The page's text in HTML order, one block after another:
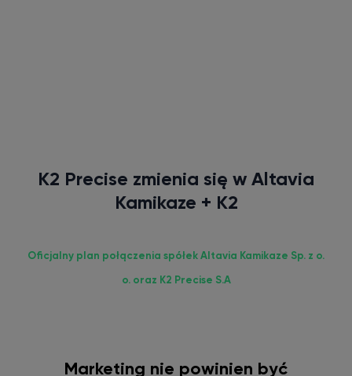
K2 Precise zmienia się w Altavia
Kamikaze + K2
Oficjalny plan połączenia spółek Altavia Kamikaze Sp. z o.
o. oraz K2 Precise S.A
Marketing nie powinien być